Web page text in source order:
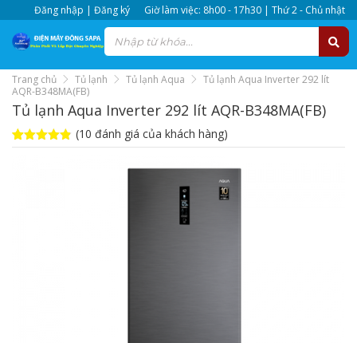
Đăng nhập | Đăng ký Giờ làm việc: 8h00 - 17h30 | Thứ 2 - Chủ nhật
Trang chủ Tủ lạnh Tủ lạnh Aqua
Tủ lạnh Aqua Inverter 292 lít
AQR-B348MA(FB)
Tủ lạnh Aqua Inverter 292 lít AQR-B348MA(FB)
4.8trên 5
10
(10 đánh giá của khách hàng)